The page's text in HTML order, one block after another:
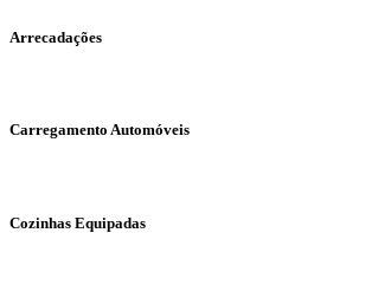
Arrecadações
Carregamento Automóveis
Cozinhas Equipadas